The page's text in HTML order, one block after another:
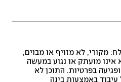
מקורי, לא מזויף או מבוים,
מועתק או נגוע במעשה
בפרטיות. התוכן לא
באמצעות בינה